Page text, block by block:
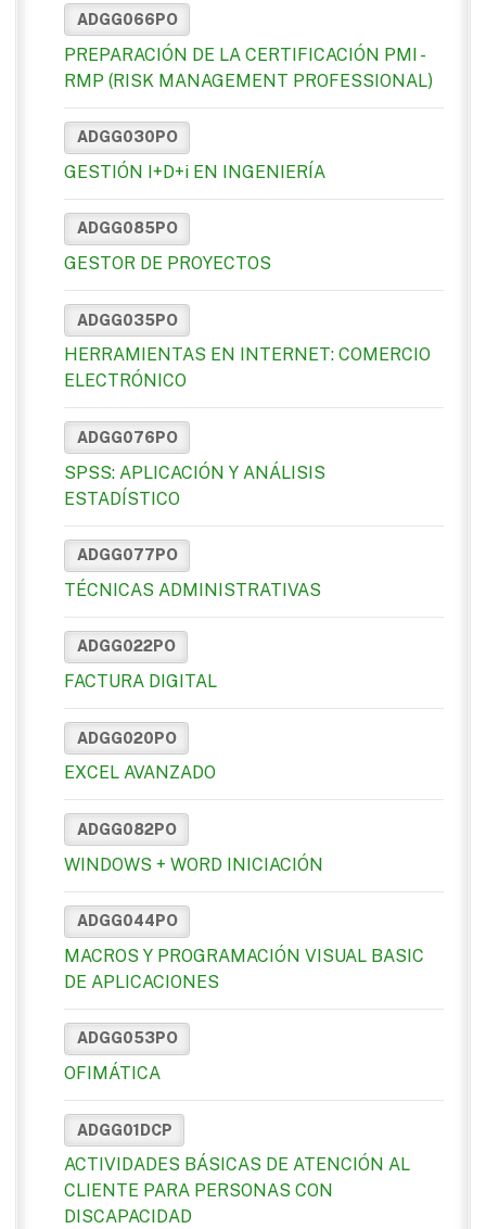
ADGG066PO
PREPARACIÓN DE LA CERTIFICACIÓN PMI -
RMP (RISK MANAGEMENT PROFESSIONAL)
ADGG030PO
GESTIÓN I+D+i EN INGENIERÍA
ADGG085PO
GESTOR DE PROYECTOS
ADGG035PO
HERRAMIENTAS EN INTERNET: COMERCIO
ELECTRÓNICO
ADGG076PO
SPSS: APLICACIÓN Y ANÁLISIS
ESTADÍSTICO
ADGG077PO
TÉCNICAS ADMINISTRATIVAS
ADGG022PO
FACTURA DIGITAL
ADGG020PO
EXCEL AVANZADO
ADGG082PO
WINDOWS + WORD INICIACIÓN
ADGG044PO
MACROS Y PROGRAMACIÓN VISUAL BASIC
DE APLICACIONES
ADGG053PO
OFIMÁTICA
ADGG01DCP
ACTIVIDADES BÁSICAS DE ATENCIÓN AL
CLIENTE PARA PERSONAS CON
DISCAPACIDAD